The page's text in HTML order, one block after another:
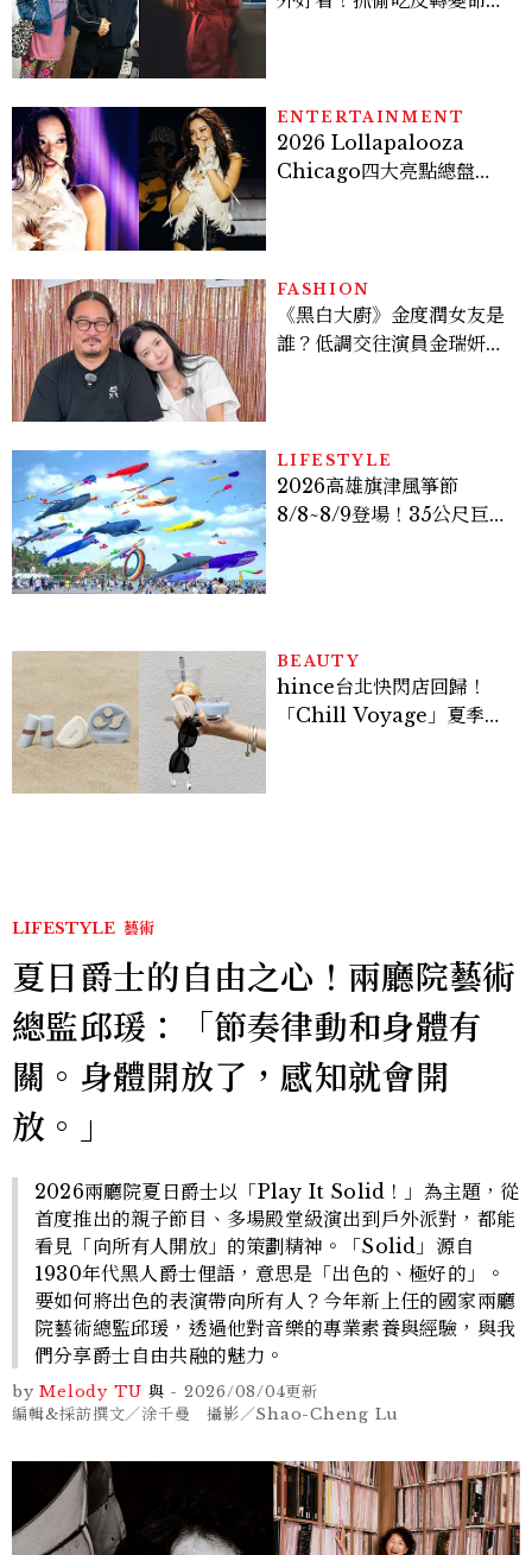
看點懶人包
ENTERTAINMENT
2026 Lollapalooza
Chicago四大亮點總盤
FASHION
《黑白大廚》金度潤女友是
誰？低調交往演員金瑞妍、
LIFESTYLE
2026高雄旗津風箏節
8/8~8/9登場！35公尺巨大
BEAUTY
hince台北快閃店回歸！
「Chill Voyage」夏季限
LIFESTYLE 藝術
夏日爵士的自由之心！兩廳院藝術
總監邱瑗：「節奏律動和身體有
關。身體開放了，感知就會開
放。」
2026兩廳院夏日爵士以「Play It Solid！」為主題，從
首度推出的親子節目、多場殿堂級演出到戶外派對，都能
看見「向所有人開放」的策劃精神。「Solid」源自
1930年代黑人爵士俚語，意思是「出色的、極好的」。
要如何將出色的表演帶向所有人？今年新上任的國家兩廳
院藝術總監邱瑗，透過他對音樂的專業素養與經驗，與我
們分享爵士自由共融的魅力。
by Melody TU 與 - 2026/08/04更新
編輯&採訪撰文／涂千曼 攝影／Shao-Cheng Lu